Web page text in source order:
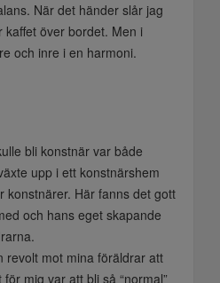
När det händer slår jag
kaffet över bordet. Men i
och inre i en harmoni.
bli konstnär var både
upp i ett konstnärshem
konstnärer. Här fanns det gott
och hans eget skapande
revolt mot mina föräldrar att
mig var att bli så “normal”